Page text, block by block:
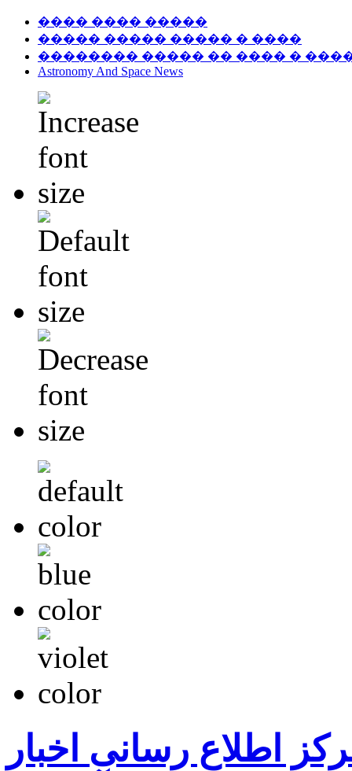
���� ���� �����
����� ����� ����� � ����
�������� ����� �� ���� �
Astronomy And Space News
اطلاع رسانی اخبار